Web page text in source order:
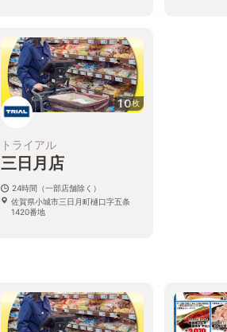
10枚
トライアル
三日月店
24時間（一部店舗除く）
佐賀県小城市三日月町樋口字五条
1420番地